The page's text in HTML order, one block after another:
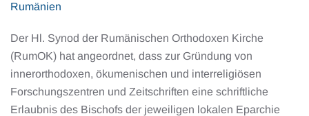
Rumänien
Der Hl. Synod der Rumänischen Orthodoxen Kirche
(RumOK) hat angeordnet, dass zur Gründung von
innerorthodoxen, ökumenischen und interreligiösen
Forschungszentren und Zeitschriften eine schriftliche
Erlaubnis des Bischofs der jeweiligen lokalen Eparchie